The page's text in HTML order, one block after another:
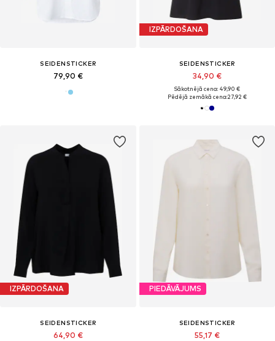
SEIDENSTICKER
79,90 €
IZPĀRDOŠANA
SEIDENSTICKER
34,90 €
Sākotnējā cena: 49,90 €
Pēdējā zemākā cena:27,92 €
IZPĀRDOŠANA
SEIDENSTICKER
64,90 €
PIEDĀVĀJUMS
SEIDENSTICKER
55,17 €